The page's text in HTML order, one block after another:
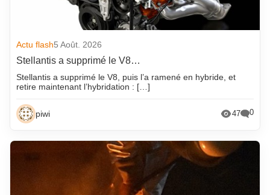
Actu flash5 Août. 2026
Stellantis a supprimé le V8…
Stellantis a supprimé le V8, puis l’a ramené en hybride, et
retire maintenant l’hybridation : […]
piwi 47 0